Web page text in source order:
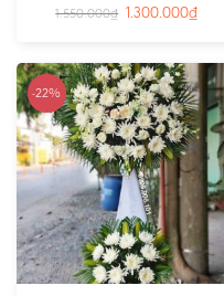
1.550.000₫ 1.300.000₫
-22%